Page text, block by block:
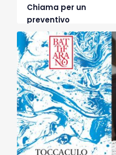
Nero e recisione del
resa per ettaro. Di grande
chiusura
Chiama per un
preventivo